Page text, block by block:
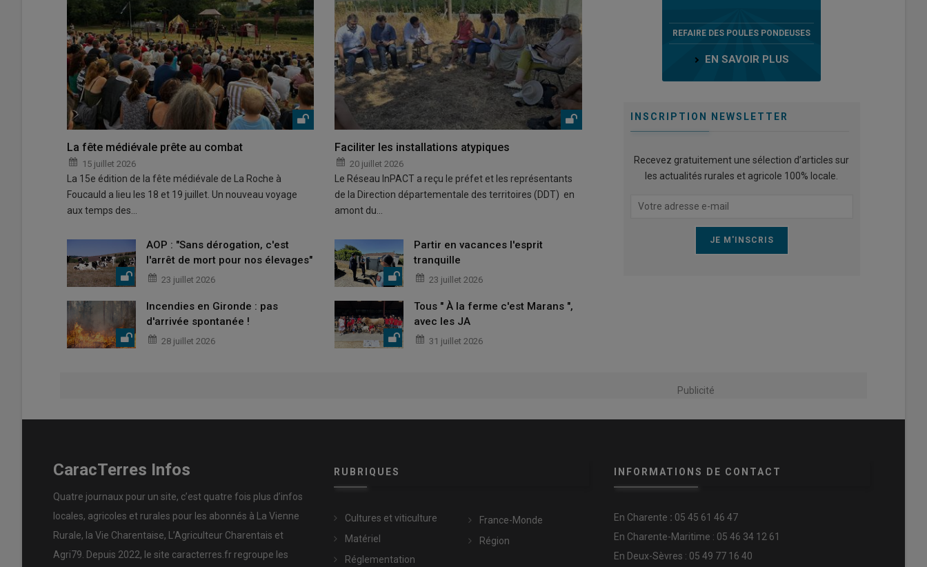
La fête médiévale prête au combat
15 juillet 2026
La 15e édition de la fête médiévale de La Roche à
Foucauld a lieu les 18 et 19 juillet. Un nouveau voyage
aux temps des…
Faciliter les installations atypiques
20 juillet 2026
Le Réseau InPACT a reçu le préfet et les représentants
de la Direction départementale des territoires (DDT) en
amont du…
AOP : "Sans dérogation, c'est
l'arrêt de mort pour nos élevages"
23 juillet 2026
Partir en vacances l'esprit
tranquille
23 juillet 2026
Incendies en Gironde : pas
d'arrivée spontanée !
28 juillet 2026
Tous " À la ferme c'est Marans ",
avec les JA
31 juillet 2026
REFAIRE DES POULES PONDEUSES
EN SAVOIR PLUS
INSCRIPTION NEWSLETTER
Recevez gratuitement une sélection d’articles sur
les actualités rurales et agricole 100% locale.
Publicité
CaracTerres Infos
Quatre journaux pour un site, c’est quatre fois plus d’infos
locales, agricoles et rurales pour les abonnés à La Vienne
Rurale, la Vie Charentaise, L’Agriculteur Charentais et
Agri79. Depuis 2022, le site caracterres.fr regroupe les
RUBRIQUES
Cultures et viticulture
Matériel
Réglementation
France-Monde
Région
INFORMATIONS DE CONTACT
En Charente : 05 45 61 46 47
En Charente-Maritime : 05 46 34 12 61
En Deux-Sèvres : 05 49 77 16 40